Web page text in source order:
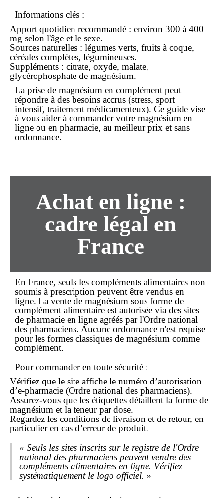
Informations clés :
Apport quotidien recommandé : environ 300 à 400
mg selon l'âge et le sexe.
Sources naturelles : légumes verts, fruits à coque,
céréales complètes, légumineuses.
Suppléments : citrate, oxyde, malate,
glycérophosphate de magnésium.
La prise de magnésium en complément peut
répondre à des besoins accrus (stress, sport
intensif, traitement médicamenteux). Ce guide vise
à vous aider à commandervotre magnésium en
ligne ou en pharmacie, au meilleur prix et sans
ordonnance.
Achat en ligne :
cadre légal en
France
En France, seuls les compléments alimentaires non
soumis à prescription peuvent être vendus en
ligne. La vente de magnésium sous forme de
complément alimentaire est autorisée via des sites
de pharmacie en ligne agréés par l'Ordre national
des pharmaciens. Aucune ordonnance n'est requise
pour les formes classiques de magnésium comme
complément.
Pourcommanderen toute sécurité :
Vérifiez que le site affiche le numéro d’autorisation
d’e-pharmacie (Ordre national des pharmaciens).
Assurez-vous que les étiquettes détaillent la forme de
magnésium et la teneur par dose.
Regardez les conditions de livraison et de retour, en
particulier en cas d’erreur de produit.
« Seuls les sites inscrits sur le registre de l'Ordre
national des pharmaciens peuvent vendre des
compléments alimentaires en ligne. Vérifiez
systématiquement le logo officiel. »